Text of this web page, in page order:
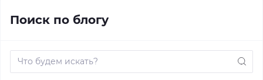
Поиск по блогу